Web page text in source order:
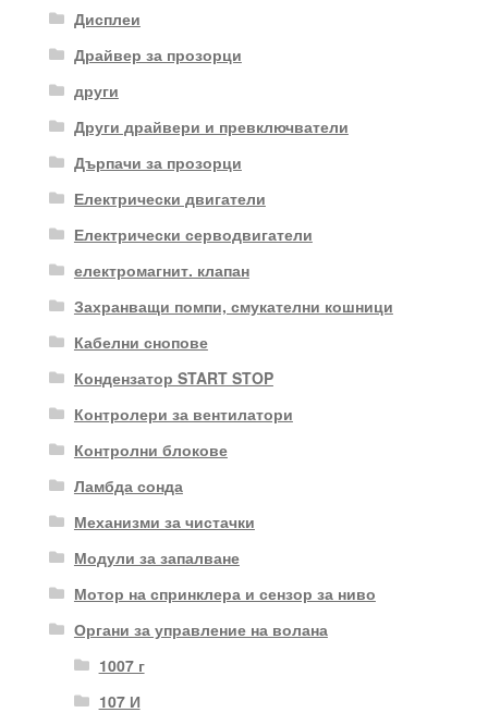
Дисплеи
Драйвер за прозорци
други
Други драйвери и превключватели
Дърпачи за прозорци
Електрически двигатели
Електрически серводвигатели
електромагнит. клапан
Захранващи помпи, смукателни кошници
Кабелни снопове
Кондензатор START STOP
Контролери за вентилатори
Контролни блокове
Ламбда сонда
Механизми за чистачки
Модули за запалване
Мотор на спринклера и сензор за ниво
Органи за управление на волана
1007 г
107 И